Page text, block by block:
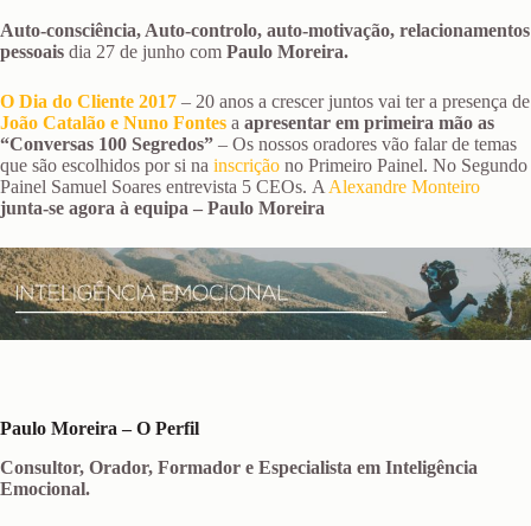
Auto-consciência, Auto-controlo, auto-motivação, relacionamentos
pessoais dia 27 de junho com Paulo Moreira.
O Dia do Cliente 2017 – 20 anos a crescer juntos vai ter a presença de
João Catalão e Nuno Fontes a apresentar em primeira mão as
“Conversas 100 Segredos” – Os nossos oradores vão falar de temas
que são escolhidos por si na inscrição no Primeiro Painel. No Segundo
Painel Samuel Soares entrevista 5 CEOs. A Alexandre Monteiro
junta-se agora à equipa – Paulo Moreira
Paulo Moreira – O Perfil
Consultor, Orador, Formador e Especialista em Inteligência
Emocional.